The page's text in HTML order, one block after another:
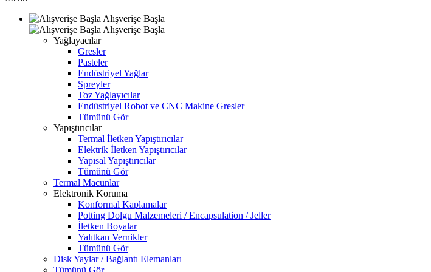
Alışverişe Başla
Alışverişe Başla
Yağlayacılar
Gresler
Pasteler
Endüstriyel Yağlar
Spreyler
Toz Yağlayıcılar
Endüstriyel Robot ve CNC Makine Gresler
Tümünü Gör
Yapıştırıcılar
Termal İletken Yapıştırıcılar
Elektrik İletken Yapıştırıcılar
Yapısal Yapıştırıcılar
Tümünü Gör
Termal Macunlar
Elektronik Koruma
Konformal Kaplamalar
Potting Dolgu Malzemeleri / Encapsulation / Jeller
İletken Boyalar
Yalıtkan Vernikler
Tümünü Gör
Disk Yaylar / Bağlantı Elemanları
Tümünü Gör